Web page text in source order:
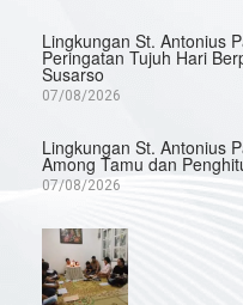
Lingkungan St. Antonius
Peringatan Tujuh Hari
Susarso
07/08/2026
Lingkungan St. Antonius
Among Tamu dan
07/08/2026